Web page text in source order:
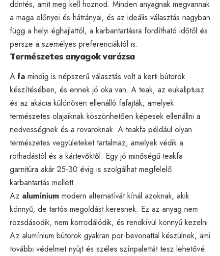
döntés, amit meg kell hoznod. Minden anyagnak megvannak
a maga előnyei és hátrányai, és az ideális választás nagyban
függ a helyi éghajlattól, a karbantartásra fordítható időtől és
persze a személyes preferenciáktól is.
Természetes anyagok varázsa
A fa mindig is népszerű választás volt a kerti bútorok
készítésében, és ennek jó oka van. A teak, az eukaliptusz
és az akácia különösen ellenálló fafajták, amelyek
természetes olajaiknak köszönhetően képesek ellenállni a
nedvességnek és a rovaroknak. A teakfa például olyan
természetes vegyületeket tartalmaz, amelyek védik a
rothadástól és a kártevőktől. Egy jó minőségű teakfa
garnitúra akár 25-30 évig is szolgálhat megfelelő
karbantartás mellett.
Az alumínium modern alternatívát kínál azoknak, akik
könnyű, de tartós megoldást keresnek. Ez az anyag nem
rozsdásodik, nem korrodálódik, és rendkívül könnyű kezelni.
Az alumínium bútorok gyakran por-bevonattal készülnek, ami
további védelmet nyújt és széles színpalettát tesz lehetővé.